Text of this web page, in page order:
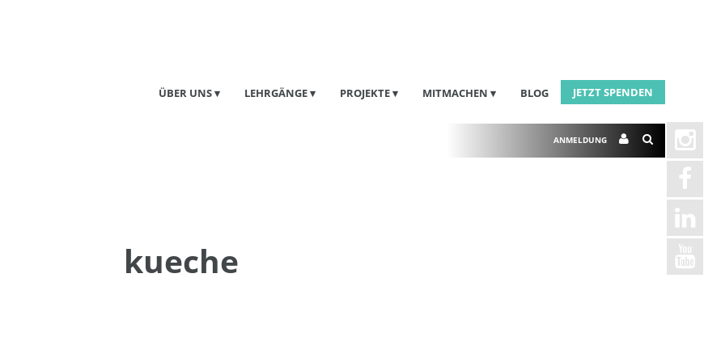
ÜBER UNS
LEHRGÄNGE PROJEKTE MITMACHEN BLOG JETZT SPENDEN
ANMELDUNG
kueche